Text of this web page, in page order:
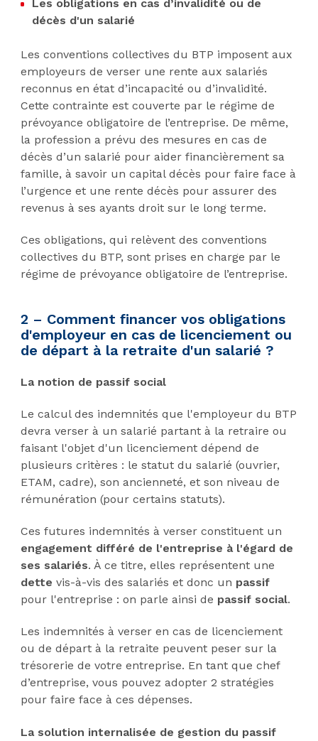
Les obligations en cas d’invalidité ou de
décès d'un salarié
Les conventions collectives du BTP imposent aux
employeurs de verser une rente aux salariés
reconnus en état d’incapacité ou d’invalidité.
Cette contrainte est couverte par le régime de
prévoyance obligatoire de l’entreprise. De même,
la profession a prévu des mesures en cas de
décès d’un salarié pour aider financièrement sa
famille, à savoir un capital décès pour faire face à
l’urgence et une rente décès pour assurer des
revenus à ses ayants droit sur le long terme.
Ces obligations, qui relèvent des conventions
collectives du BTP, sont prises en charge par le
régime de prévoyance obligatoire de l’entreprise.
2 – Comment financer vos obligations
d'employeur en cas de licenciement ou
de départ à la retraite d'un salarié ?
La notion de passif social
Le calcul des indemnités que l'employeur du BTP
devra verser à un salarié partant à la retraire ou
faisant l'objet d'un licenciement dépend de
plusieurs critères : le statut du salarié (ouvrier,
ETAM, cadre), son ancienneté, et son niveau de
rémunération (pour certains statuts).
Ces futures indemnités à verser constituent un
engagement différé de l'entreprise à l'égard de
ses salariés. À ce titre, elles représentent une
dette vis-à-vis des salariés et donc un passif
pour l'entreprise : on parle ainsi de passif social.
Les indemnités à verser en cas de licenciement
ou de départ à la retraite peuvent peser sur la
trésorerie de votre entreprise. En tant que chef
d’entreprise, vous pouvez adopter 2 stratégies
pour faire face à ces dépenses.
La solution internalisée de gestion du passif